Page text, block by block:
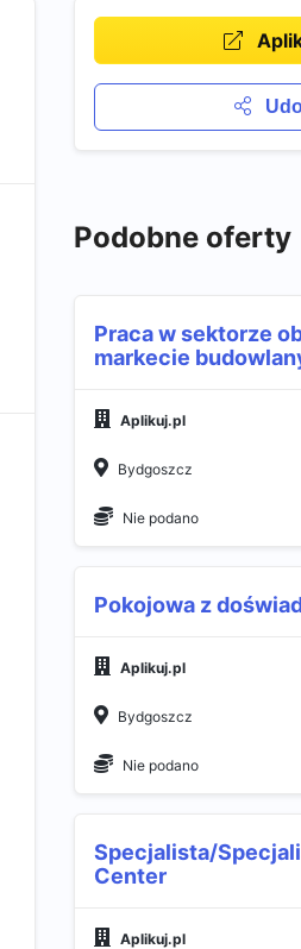
Podobne oferty
Praca w sektorze
markecie
Aplikuj.pl
Bydgoszcz
Nie podano
Pokojowa z
Aplikuj.pl
Bydgoszcz
Nie podano
Specjalista/
Center
Aplikuj.pl